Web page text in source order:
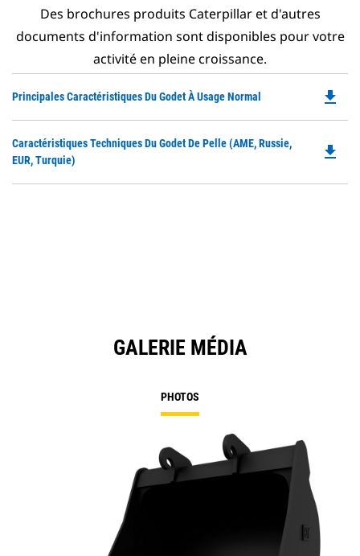
Des brochures produits Caterpillar et d'autres
documents d'information sont disponibles pour votre
activité en pleine croissance.
Principales Caractéristiques Du Godet À Usage Normal file_download
Caractéristiques Techniques Du Godet De Pelle (AME, Russie,
EUR, Turquie)
file_download
GALERIE MÉDIA
PHOTOS